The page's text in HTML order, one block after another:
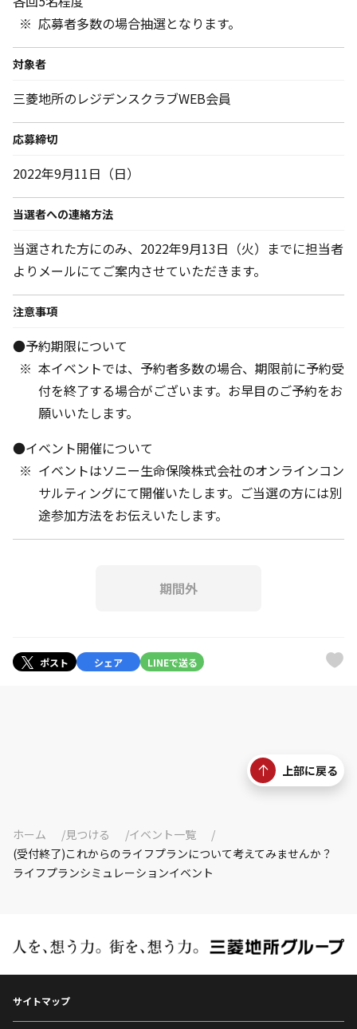
応募者多数の場合抽選となります。
対象者
三菱地所のレジデンスクラブWEB会員
応募締切
2022年9月11日（日）
当選者への連絡方法
当選された方にのみ、2022年9月13日（火）までに担当者
よりメールにてご案内させていただきます。
注意事項
●予約期限について
本イベントでは、予約者多数の場合、期限前に予約受
付を終了する場合がございます。お早目のご予約をお
願いいたします。
●イベント開催について
イベントはソニー生命保険株式会社のオンラインコン
サルティングにて開催いたします。ご当選の方には別
途参加方法をお伝えいたします。
期間外
ポスト シェア LINEで送る
上部に戻る
ホーム 見つける
イベント一覧
(受付終了)これからのライフプランについて考えてみませんか？
ライフプランシミュレーションイベント
サイトマップ